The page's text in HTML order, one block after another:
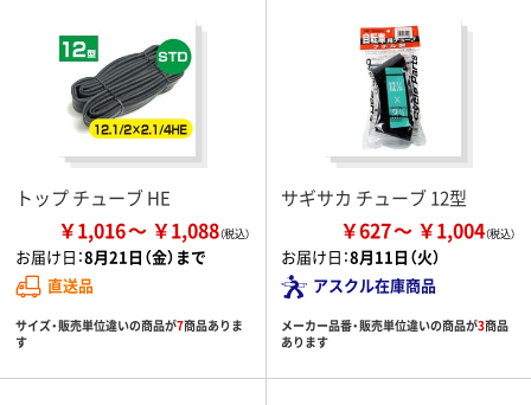
トップ チューブ HE
￥1,016 ￥1,088
お届け日：8月21日（金）まで
直送品
サイズ・販売単位違いの商品が7商品ありま
す
サギサカ チューブ 12型
￥627 ￥1,004
お届け日：8月11日（火）
アスクル在庫商品
メーカー品番・販売単位違いの商品が3商品
あります